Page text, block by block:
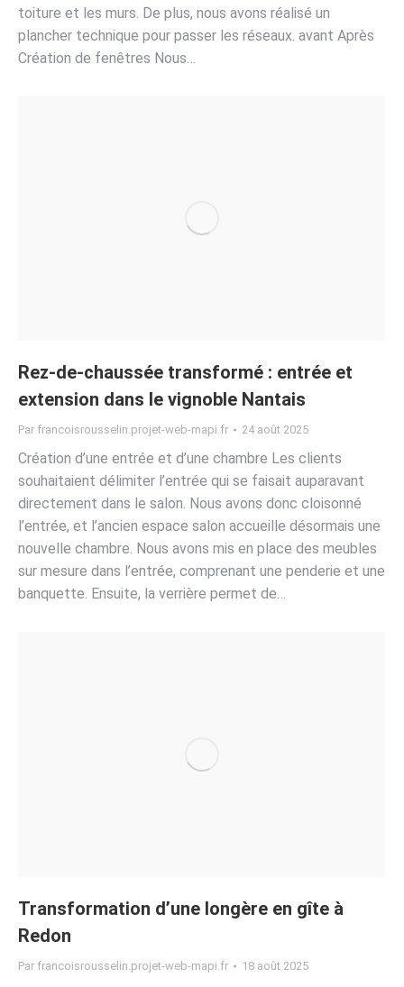
toiture et les murs. De plus, nous avons réalisé un
plancher technique pour passer les réseaux. avant Après
Création de fenêtres Nous…
Rez-de-chaussée transformé : entrée et
extension dans le vignoble Nantais
Par francoisrousselin.projet-web-mapi.fr 24 août 2025
Création d’une entrée et d’une chambre Les clients
souhaitaient délimiter l’entrée qui se faisait auparavant
directement dans le salon. Nous avons donc cloisonné
l’entrée, et l’ancien espace salon accueille désormais une
nouvelle chambre. Nous avons mis en place des meubles
sur mesure dans l’entrée, comprenant une penderie et une
banquette. Ensuite, la verrière permet de…
Transformation d’une longère en gîte à
Redon
Par francoisrousselin.projet-web-mapi.fr 18 août 2025